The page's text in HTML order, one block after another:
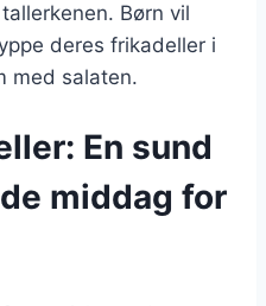
Børn vil
deres frikadeller i
med salaten.
En sund
middag for